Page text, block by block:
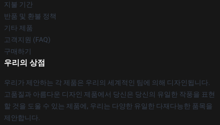
지불 기간
반품 및 환불 정책
기타 제품
고객지원 (FAQ)
구매하기
우리의 상점
우리가 제안하는 각 제품은 우리의 세계적인 팀에 의해 디자인됩니다.
고품질과 아름다운 디자인 제품에서 당신은 당신의 유일한 작풍을 표현
할 것을 도울 수 있는 제품에, 우리는 다양한 유일한 다재다능한 품목을
제안합니다.